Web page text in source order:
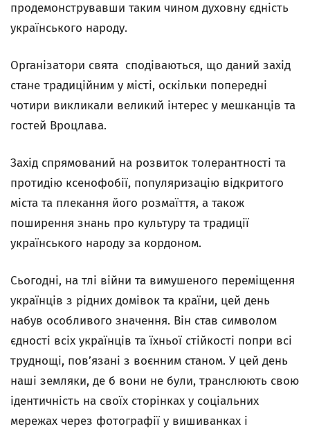
продемонструвавши таким чином духовну єдність
українського народу.
Організатори свята сподіваються, що даний захід
стане традиційним у місті, оскільки попередні
чотири викликали великий інтерес у мешканців та
гостей Вроцлава.
Захід спрямований на розвиток толерантності та
протидію ксенофобії, популяризацію відкритого
міста та плекання його розмаїття, а також
поширення знань про культуру та традиції
українського народу за кордоном.
Сьогодні, на тлі війни та вимушеного переміщення
українців з рідних домівок та країни, цей день
набув особливого значення. Він став символом
єдності всіх українців та їхньої стійкості попри всі
труднощі, пов’язані з воєнним станом. У цей день
наші земляки, де б вони не були, транслюють свою
ідентичність на своїх сторінках у соціальних
мережах через фотографії у вишиванках і